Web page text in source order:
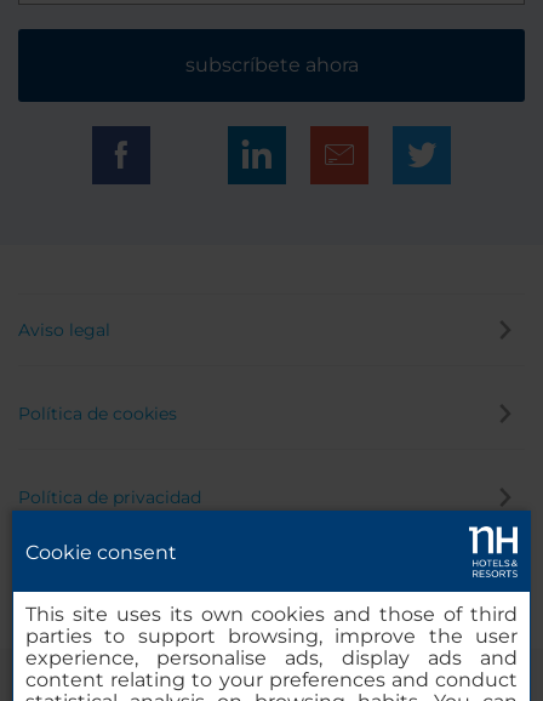
subscríbete ahora
Aviso legal
Política de cookies
Política de privacidad
Cookie consent
This site uses its own cookies and those of third
parties to support browsing, improve the user
experience, personalise ads, display ads and
content relating to your preferences and conduct